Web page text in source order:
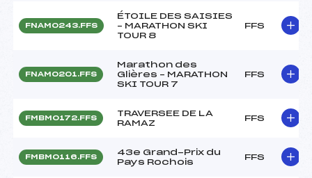
FNAM0243.FFS
ÉTOILE DES SAISIES
– MARATHON SKI
TOUR 8
FFS
FNAM0201.FFS
Marathon des
Glières – MARATHON
SKI TOUR 7
FFS
FMBM0172.FFS
TRAVERSEE DE LA
RAMAZ
FFS
FMBM0116.FFS
43e Grand-Prix du
Pays Rochois
FFS